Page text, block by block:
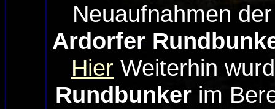
Neuaufnahmen
Ardorfer
Hier Weiterhin
Rundbunkerim